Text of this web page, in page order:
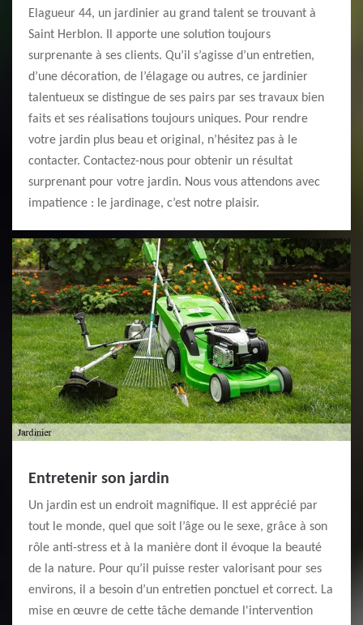
Elagueur 44, un jardinier au grand talent se trouvant à
Saint Herblon. Il apporte une solution toujours
surprenante à ses clients. Qu’il s’agisse d’un entretien,
d’une décoration, de l’élagage ou autres, ce jardinier
talentueux se distingue de ses pairs par ses travaux bien
faits et ses réalisations toujours uniques. Pour rendre
votre jardin plus beau et original, n’hésitez pas à le
contacter. Contactez-nous pour obtenir un résultat
surprenant pour votre jardin. Nous vous attendons avec
impatience : le jardinage, c’est notre plaisir.
Entretenir son jardin
Un jardin est un endroit magnifique. Il est apprécié par
tout le monde, quel que soit l’âge ou le sexe, grâce à son
rôle anti-stress et à la manière dont il évoque la beauté
de la nature. Pour qu’il puisse rester valorisant pour ses
environs, il a besoin d’un entretien ponctuel et correct. La
mise en œuvre de cette tâche demande l'intervention